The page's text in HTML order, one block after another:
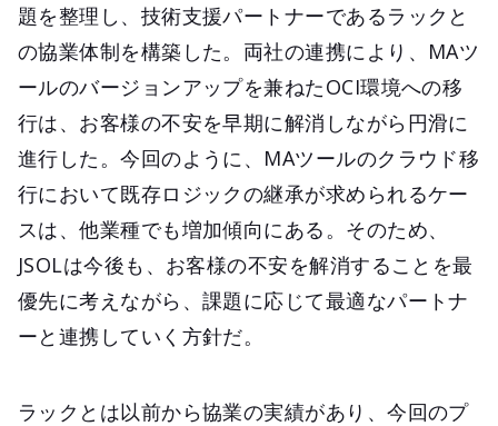
題を整理し、技術支援パートナーであるラックと
の協業体制を構築した。両社の連携により、MAツ
ールのバージョンアップを兼ねたOCI環境への移
行は、お客様の不安を早期に解消しながら円滑に
進行した。今回のように、MAツールのクラウド移
行において既存ロジックの継承が求められるケー
スは、他業種でも増加傾向にある。そのため、
JSOLは今後も、お客様の不安を解消することを最
優先に考えながら、課題に応じて最適なパートナ
ーと連携していく方針だ。
ラックとは以前から協業の実績があり、今回のプ